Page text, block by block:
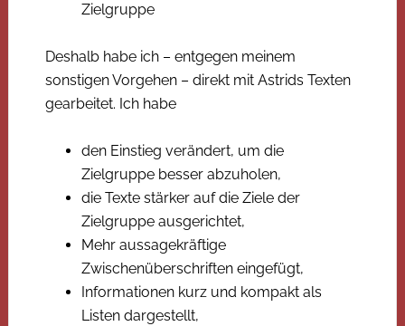
Zielgruppe
Deshalb habe ich – entgegen meinem
sonstigen Vorgehen – direkt mit Astrids Texten
gearbeitet. Ich habe
den Einstieg verändert, um die
Zielgruppe besser abzuholen,
die Texte stärker auf die Ziele der
Zielgruppe ausgerichtet,
Mehr aussagekräftige
Zwischenüberschriften eingefügt,
Informationen kurz und kompakt als
Listen dargestellt,